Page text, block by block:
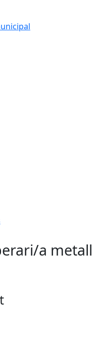
a metall